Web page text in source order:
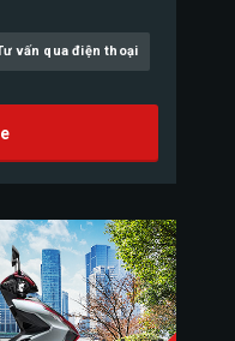
vấn qua điện thoại